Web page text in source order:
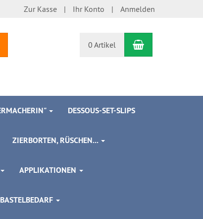
Zur Kasse Ihr Konto Anmelden
0 Artikel Warenkorb
DESSOUS-SET-SLIPS
ZIERBORTEN, RÜSCHEN...
APPLIKATIONEN
BASTELBEDARF